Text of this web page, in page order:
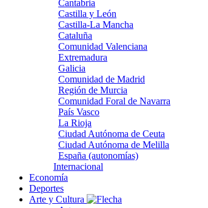
Cantabria
Castilla y León
Castilla-La Mancha
Cataluña
Comunidad Valenciana
Extremadura
Galicia
Comunidad de Madrid
Región de Murcia
Comunidad Foral de Navarra
País Vasco
La Rioja
Ciudad Autónoma de Ceuta
Ciudad Autónoma de Melilla
España (autonomías)
Internacional
Economía
Deportes
Arte y Cultura